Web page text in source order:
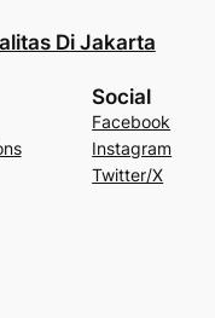
Di Jakarta
Social
Facebook
Instagram
Twitter/X